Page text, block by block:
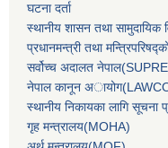
घटना दर्ता
स्थानीय शासन तथा
प्रधानमन्‍त्री तथा
सर्वोच्‍च अदालत
नेपाल कानून
स्थानीय निकायका लागि सूचना
गृह मन्‍त्रालय(MOHA)